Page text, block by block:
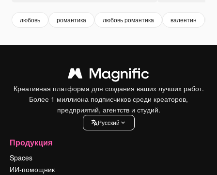
любовь романтика любовь романтика валентин
Креативная платформа для создания ваших лучших работ.
Более 1 миллиона подписчиков среди креаторов,
предприятий, агентств и студий.
Pусский
Продукция
Spaces
ИИ-помощник